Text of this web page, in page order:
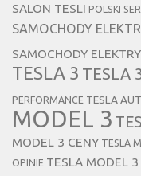
SALON TESLI POLSKI
SAMOCHODY
SAMOCHODY
TESLA 3 TESLA
PERFORMANCE TESLA
MODEL 3
MODEL 3 CENY TESLA
OPINIE TESLA MODEL 3